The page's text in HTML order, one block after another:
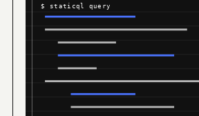
$ staticql query